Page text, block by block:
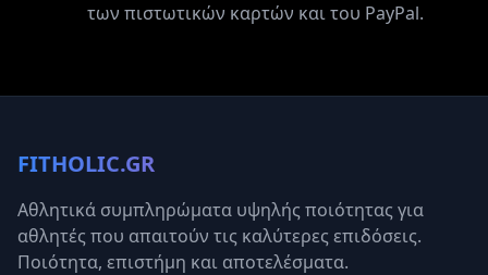
των πιστωτικών καρτών και του PayPal.
FITHOLIC.GR
Αθλητικά συμπληρώματα υψηλής ποιότητας για
αθλητές που απαιτούν τις καλύτερες επιδόσεις.
Ποιότητα, επιστήμη και αποτελέσματα.